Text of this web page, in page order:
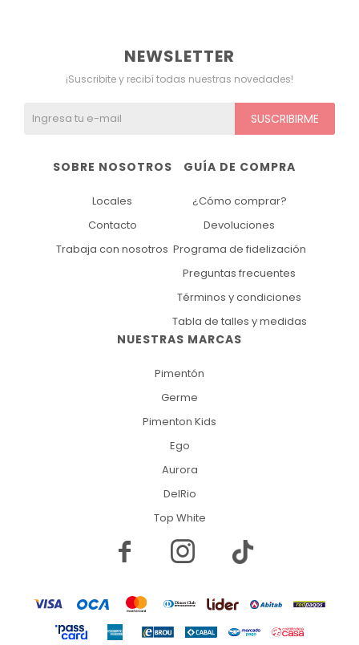
NUESTRAS MARCAS
Pimentón
Germe
Pimenton Kids
Ego
Aurora
DelRio
Top White
GUÍA DE COMPRA
¿Cómo comprar?
Devoluciones
Programa de fidelización
Preguntas frecuentes
Términos y condiciones
Tabla de talles y medidas
SOBRE NOSOTROS
Locales
Contacto
Trabaja con nosotros
NEWSLETTER
¡Suscribite y recibí todas nuestras novedades!
SUSCRIBIRME
 